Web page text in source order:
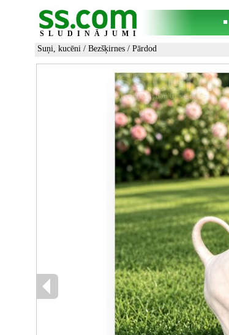
SLUDINĀJUMI
Suņi, kucēni / Bezšķirnes / Pārdod